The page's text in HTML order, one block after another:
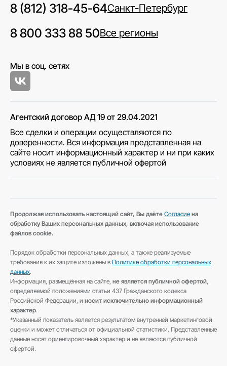
8 (812) 318-45-64Санкт-Петербург
8 800 333 88 50Все регионы
Мы в соц. сетях
Агентский договор АД 19 от 29.04.2021
Все сделки и операции осуществляются по
доверенности. Вся информация представленная на
сайте носит информационный характер и ни при каких
условиях не является публичной офертой
Продолжая использовать настоящий сайт, Вы даёте Согласие на
обработку Ваших персональных данных, включая использование
файлов cookie.
Порядок обработки персональных данных, а также реализуемые
требования к их защите изложены в Политике обработки персональных
данных.
Информация, размещённая на сайте, не является публичной офертой
определяемой положениями статьи 437 Гражданского кодекса
Российской Федерации, и носит исключительно информационный
характер.
*Указанный показатель является результатом внутренней маркетинговой
оценки и может отличаться от официальной статистики. Представленные
данные носят ориентировочный характер и не являются публичной
офертой.